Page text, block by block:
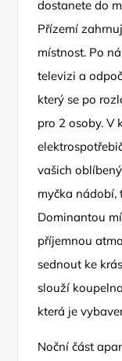
dostanete do
Přízemí
místnost. Po
televizi a
který se po
pro 2 osoby. V
vašich
myčka nádobí,
Dominantou
příjemnou
sednout ke
slouží
která je
Noční část